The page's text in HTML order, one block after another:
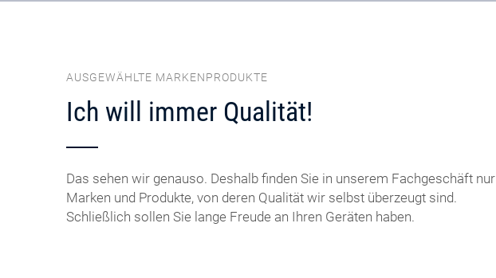
AUSGEWÄHLTE MARKENPRODUKTE
Ich will immer Qualität!
Das sehen wir genauso. Deshalb finden Sie in unserem Fachgeschäft nur
Marken und Produkte, von deren Qualität wir selbst überzeugt sind.
Schließlich sollen Sie lange Freude an Ihren Geräten haben.